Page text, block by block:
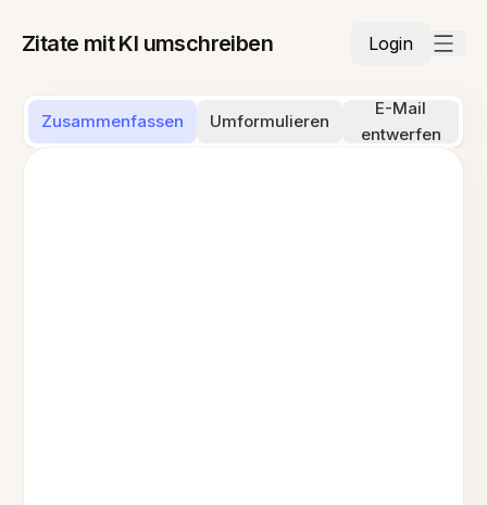
Zitate mit KI umschreiben Login
Zusammenfassen Umformulieren
E-Mail
entwerfen